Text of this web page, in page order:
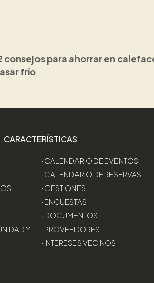
consejos para ahorrar en
frío
CARACTERÍSTICAS
Y
· CALENDARIO DE EVENTOS
· CALENDARIO DE RESERVAS
· GESTIONES
· ENCUESTAS
· DOCUMENTOS
· PROVEEDORES
· INTERESES VECINOS